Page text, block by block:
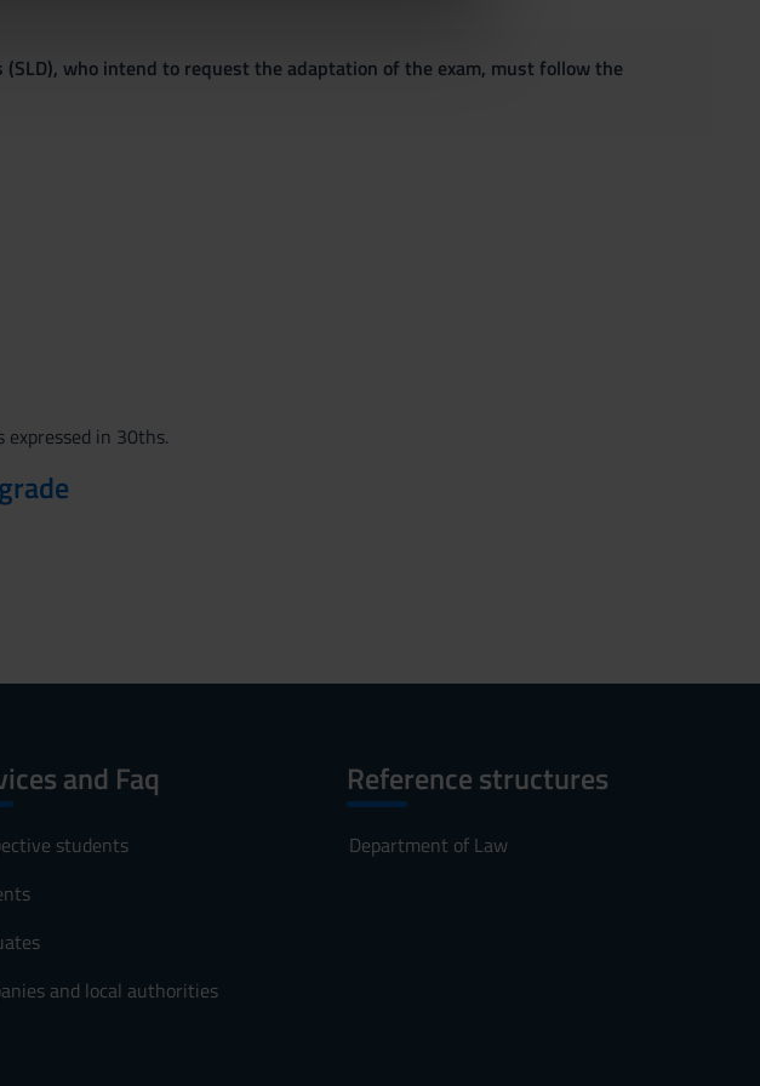
who intend to request the adaptation of the exam, must follow the
in 30ths.
and Faq
students
and local authorities
Reference structures
Department of Law